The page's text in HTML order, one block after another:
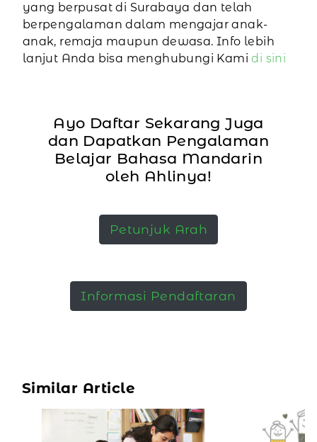
yang berpusat di Surabaya dan telah
berpengalaman dalam mengajar anak-
anak, remaja maupun dewasa. Info lebih
lanjut Anda bisa menghubungi Kamidi sini
Ayo Daftar Sekarang Juga
dan Dapatkan Pengalaman
Belajar Bahasa Mandarin
oleh Ahlinya!
Petunjuk Arah
Informasi Pendaftaran
Similar Article